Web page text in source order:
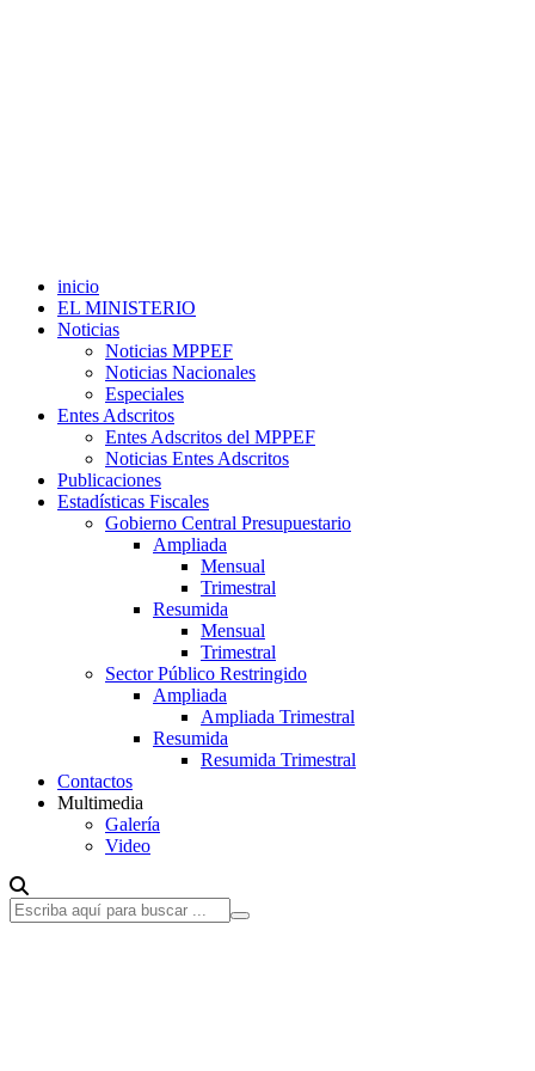
inicio
EL MINISTERIO
Noticias
Noticias MPPEF
Noticias Nacionales
Especiales
Entes Adscritos
Entes Adscritos del MPPEF
Noticias Entes Adscritos
Publicaciones
Estadísticas Fiscales
Gobierno Central Presupuestario
Ampliada
Mensual
Trimestral
Resumida
Mensual
Trimestral
Sector Público Restringido
Ampliada
Ampliada Trimestral
Resumida
Resumida Trimestral
Contactos
Multimedia
Galería
Video